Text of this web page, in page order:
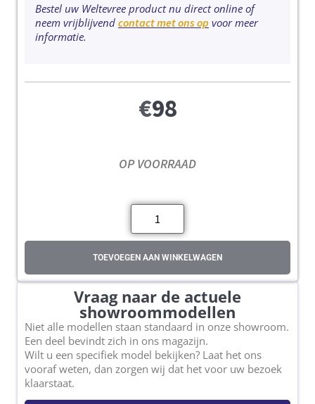
Bestel uw Weltevree product nu direct online of
neem vrijblijvend contact met ons op voor meer
informatie.
€98
OP VOORRAAD
TOEVOEGEN AAN WINKELWAGEN
Vraag naar de actuele
showroommodellen
Niet alle modellen staan standaard in onze showroom.
Een deel bevindt zich in ons magazijn.
Wilt u een specifiek model bekijken? Laat het ons
vooraf weten, dan zorgen wij dat het voor uw bezoek
klaarstaat.